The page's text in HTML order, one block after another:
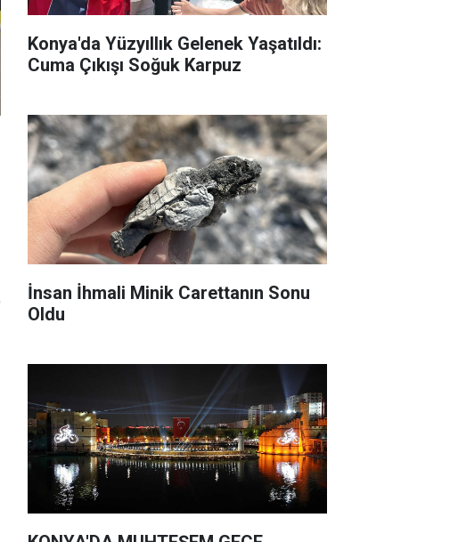
Konya'da Yüzyıllık Gelenek Yaşatıldı:
Cuma Çıkışı Soğuk Karpuz
İnsan İhmali Minik Carettanın Sonu
Oldu